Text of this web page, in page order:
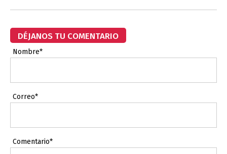
DÉJANOS TU COMENTARIO
Nombre*
Correo*
Comentario*